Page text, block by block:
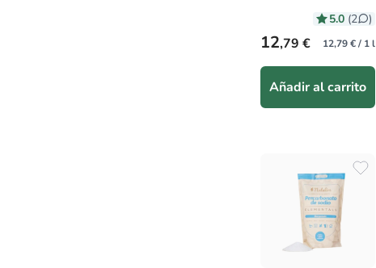
5.0 (2 )
Precio habitual
12,79 € 12,79 € / 1 l
Añadir al carrito